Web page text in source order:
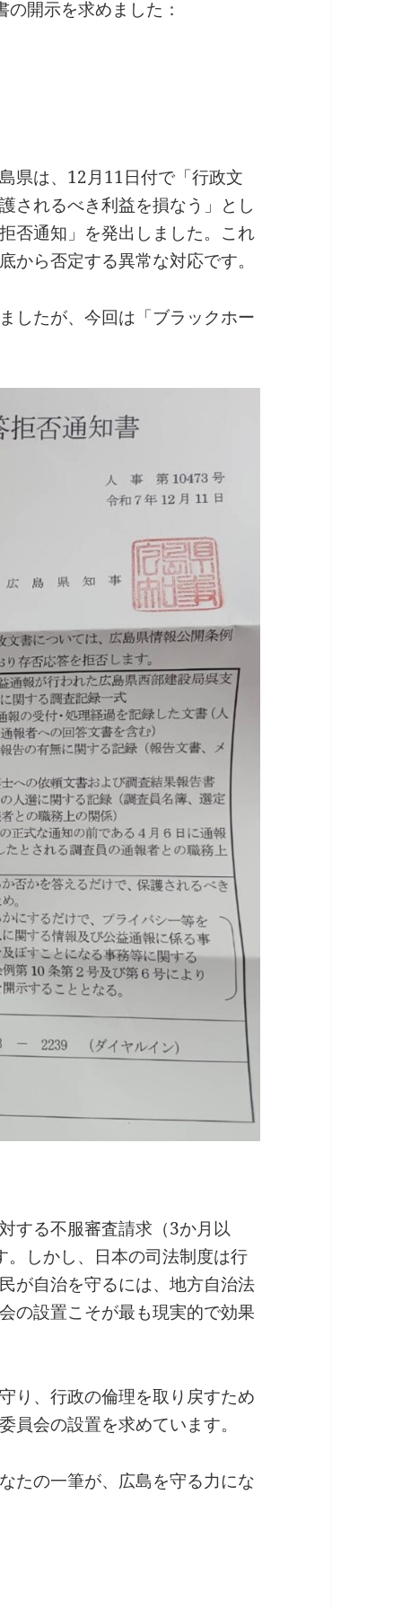
開示を求めました：
県は、12月11日付で「行政文
されるべき利益を損なう」とし
否通知」を発出しました。これ
から否定する異常な対応です。
したが、今回は「ブラックホー
する不服審査請求（3か月以
しかし、日本の司法制度は行
が自治を守るには、地方自治法
設置こそが最も現実的で効果
り、行政の倫理を取り戻すため
員会の設置を求めています。
たの一筆が、広島を守る力にな